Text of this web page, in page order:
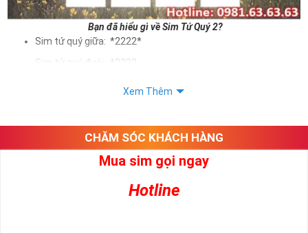
Bạn đã hiểu gì về Sim Tứ Quý 2?
Sim tứ quý giữa: *2222*
Sim tứ quý đuôi: *2222
như sự sắp xếp của các con số trong sim.
Ý nghĩa sim tứ quý 2
Xem Thêm
CHĂM SÓC KHÁCH HÀNG
Mua sim gọi ngay
Hotline